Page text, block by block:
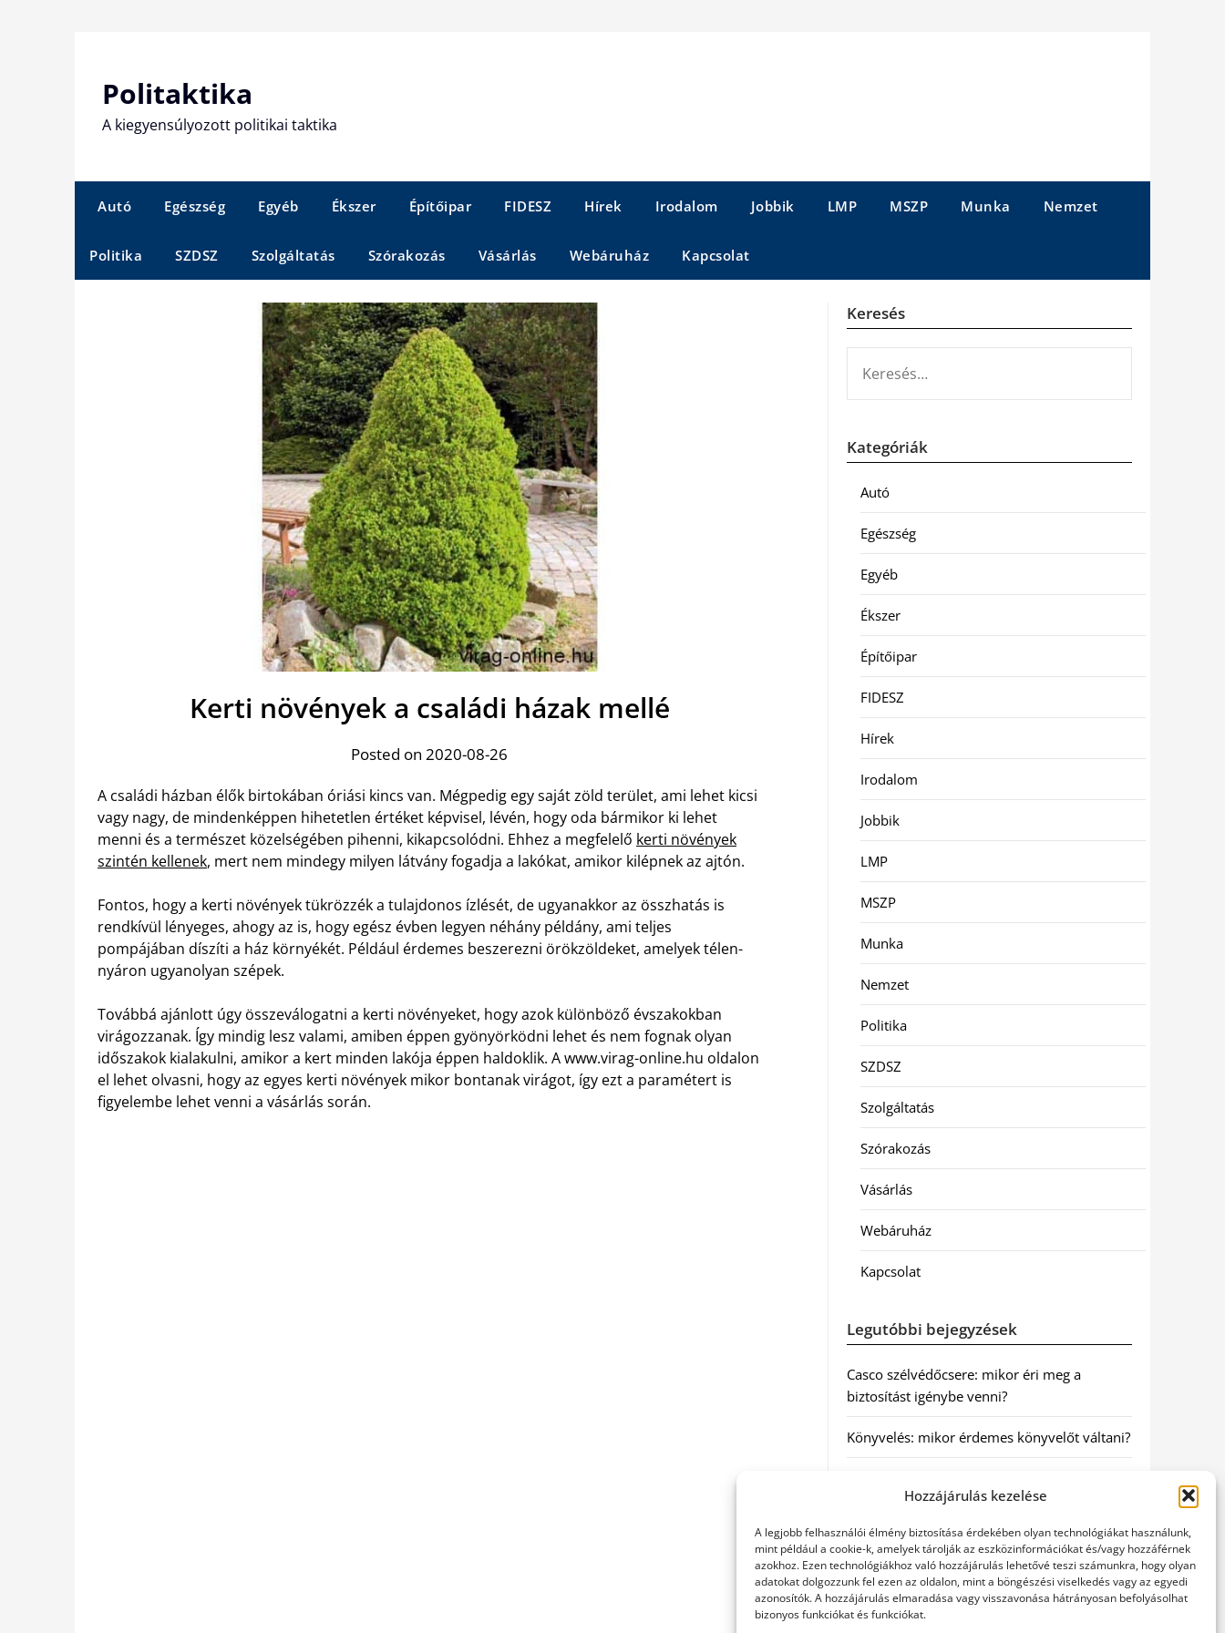
Hozzájárulás kezelése
A legjobb felhasználói élmény biztosítása érdekében olyan technológiákat használunk,
mint például a cookie-k, amelyek tárolják az eszközinformációkat és/vagy hozzáférnek
azokhoz. Ezen technológiákhoz való hozzájárulás lehetővé teszi számunkra, hogy olyan
adatokat dolgozzunk fel ezen az oldalon, mint a böngészési viselkedés vagy az egyedi
azonosítók. A hozzájárulás elmaradása vagy visszavonása hátrányosan befolyásolhat
bizonyos funkciókat és funkciókat.
Politaktika
A kiegyensúlyozott politikai taktika
Autó Egészség Egyéb Ékszer Építőipar FIDESZ Hírek Irodalom Jobbik LMP MSZP Munka Nemzet
Politika SZDSZ Szolgáltatás Szórakozás Vásárlás Webáruház Kapcsolat
Kerti növények a családi házak mellé
Posted on 2020-08-26
A családi házban élők birtokában óriási kincs van. Mégpedig egy saját zöld terület, ami lehet kicsi
vagy nagy, de mindenképpen hihetetlen értéket képvisel, lévén, hogy oda bármikor ki lehet
menni és a természet közelségében pihenni, kikapcsolódni. Ehhez a megfelelő kerti növények
szintén kellenek, mert nem mindegy milyen látvány fogadja a lakókat, amikor kilépnek az ajtón.
Fontos, hogy a kerti növények tükrözzék a tulajdonos ízlését, de ugyanakkor az összhatás is
rendkívül lényeges, ahogy az is, hogy egész évben legyen néhány példány, ami teljes
pompájában díszíti a ház környékét. Például érdemes beszerezni örökzöldeket, amelyek télen-
nyáron ugyanolyan szépek.
Továbbá ajánlott úgy összeválogatni a kerti növényeket, hogy azok különböző évszakokban
virágozzanak. Így mindig lesz valami, amiben éppen gyönyörködni lehet és nem fognak olyan
időszakok kialakulni, amikor a kert minden lakója éppen haldoklik. A www.virag-online.hu oldalon
el lehet olvasni, hogy az egyes kerti növények mikor bontanak virágot, így ezt a paramétert is
figyelembe lehet venni a vásárlás során.
Keresés
Kategóriák
Autó
Egészség
Egyéb
Ékszer
Építőipar
FIDESZ
Hírek
Irodalom
Jobbik
LMP
MSZP
Munka
Nemzet
Politika
SZDSZ
Szolgáltatás
Szórakozás
Vásárlás
Webáruház
Kapcsolat
Legutóbbi bejegyzések
Casco szélvédőcsere: mikor éri meg a
biztosítást igénybe venni?
Könyvelés: mikor érdemes könyvelőt váltani?
szakszerű jogi háttér a biztonságos
Munkajogi ügyvéd: miért nem érdemes várni
a jogi segítséggel